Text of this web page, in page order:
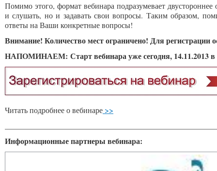
Помимо этого, формат вебинара подразумевает
и слушать, но и задавать свои вопросы. Таким образом,
ответы на Ваши конкретные вопросы!
Внимание! Количество мест ограничено! Для регистрации
НАПОМИНАЕМ: Старт вебинара уже сегодня, 14.11.2013 в
Читать подробнее о вебинаре >>
Информационные партнеры вебинара: